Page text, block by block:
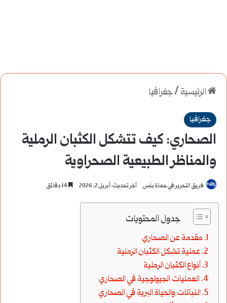
الرئيسية /جغرافيا
جغرافيا
الصحاري: كيف تتشكل الكثبان الرملية
والمناظر الطبيعية الصحراوية
فريق التحرير في حماة بلس آخر تحديث: أبريل 2, 2026
جدول المحتويات
مقدمة عن الصحاري
عملية تشكل الكثبان الرملية
أنواع الكثبان الرملية
العمليات الجيولوجية في الصحاري
النباتات والحياة البرية في الصحاري